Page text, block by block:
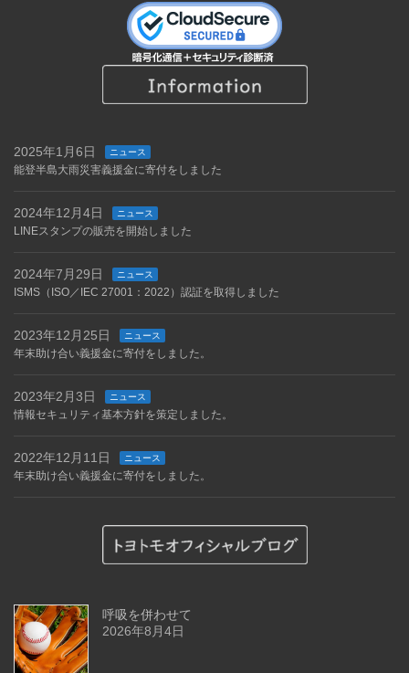
2025年1月6日 ニュース
能登半島大雨災害義援金に寄付をしました
2024年12月4日 ニュース
LINEスタンプの販売を開始しました
2024年7月29日 ニュース
ISMS（ISO／IEC 27001：2022）認証を取得しました
2023年12月25日 ニュース
年末助け合い義援金に寄付をしました。
2023年2月3日 ニュース
情報セキュリティ基本方針を策定しました。
2022年12月11日 ニュース
年末助け合い義援金に寄付をしました。
呼吸を併わせて
2026年8月4日